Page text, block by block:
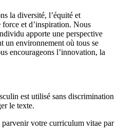
la diversité, l’équité et
et d’inspiration. Nous
apporte une perspective
un environnement où tous se
encourageons l’innovation, la
est utilisé sans discrimination
le texte.
votre curriculum vitae par